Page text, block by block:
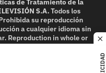
de Tratamiento de la
S.A.Todos los
su reproducción
a cualquier idioma sin
Reproduction in whole or
written permission is